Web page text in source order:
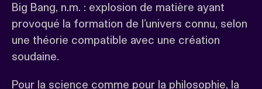
Big Bang, n.m. : explosion de matière ayant
provoqué la formation de l’univers connu, selon
une théorie compatible avec une création
soudaine.
Pour la science comme pour la philosophie, la